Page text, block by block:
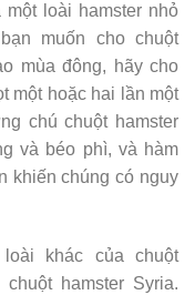
loài hamster nhỏ
muốn cho chuột
mùa đông, hãy cho
một hoặc hai lần một
chú chuột hamster
và béo phì, và hàm
khiến chúng có nguy
khác của chuột
hamster Syria.